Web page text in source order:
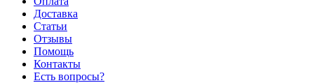
Доставка
Статьи
Отзывы
Помощь
Контакты
Есть вопросы?